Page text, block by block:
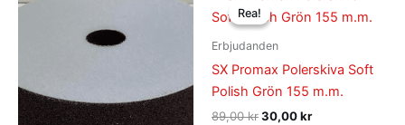
Rea!
Rea!
Erbjudanden
SX Promax Polerskiva Soft
Polish Grön 155 m.m.
89,00kr
priset
89,00 kr.
30,00kr
priset